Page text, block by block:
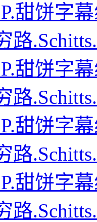
甜饼字
路
甜饼字
路
甜饼字
路
甜饼字
路